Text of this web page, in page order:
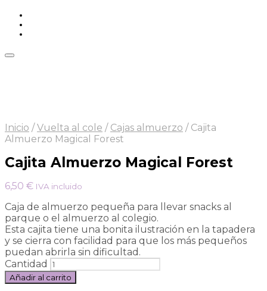
Inicio / Vuelta al cole / Cajas almuerzo / Cajita
Almuerzo Magical Forest
Cajita Almuerzo Magical Forest
6,50 € IVA incluido
Caja de almuerzo pequeña para llevar snacks al
parque o el almuerzo al colegio.
Esta cajita tiene una bonita ilustración en la tapadera
y se cierra con facilidad para que los más pequeños
puedan abrirla sin dificultad.
Cantidad
Añadir al carrito